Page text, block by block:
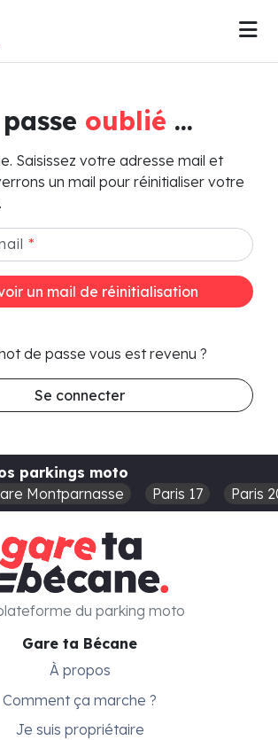
oublié ...
Saisissez votre adresse mail et
un mail pour réinitialiser votre
*
un mail de réinitialisation
de passe vous est revenu ?
Se connecter
parkings moto
Montparnasse Paris 17 Paris
Gare ta Bécane
À propos
Comment ça marche ?
Je suis propriétaire
du parking moto